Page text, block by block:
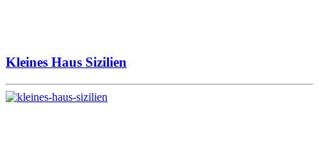
Kleines Haus Sizilien